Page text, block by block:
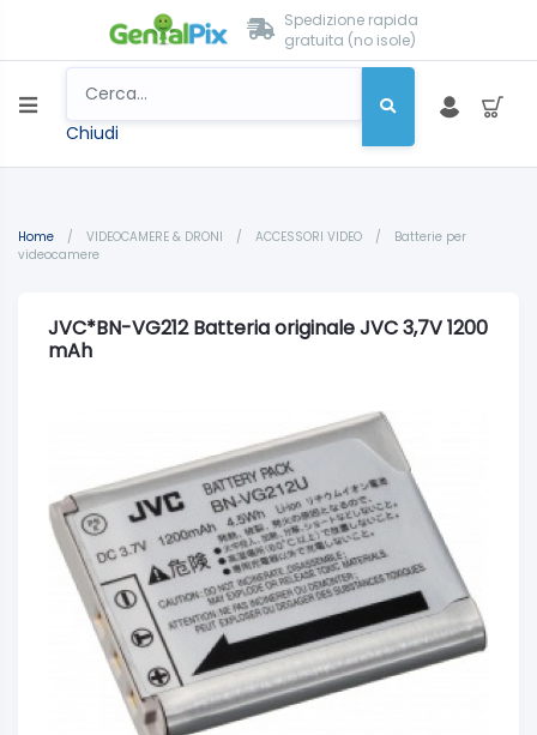
Spedizione rapida
gratuita (no isole)
Chiudi
Home / VIDEOCAMERE & DRONI / ACCESSORI VIDEO /
Batterie per
videocamere
JVC*BN-VG212 Batteria originale JVC 3,7V 1200
mAh